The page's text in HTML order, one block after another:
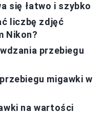
się łatwo i szybko
liczbę zdjęć
Nikon?
przebiegu
migawki w
na wartości